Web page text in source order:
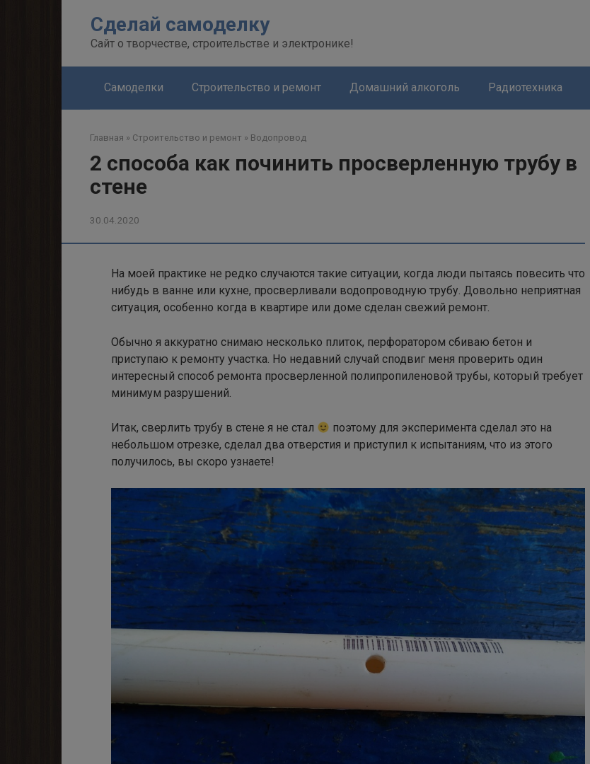
Сделай самоделку
Сайт о творчестве, строительстве и электронике!
Самоделки Строительство и ремонт Домашний алкоголь Радиотехника
Главная » Строительство и ремонт » Водопровод
2 способа как починить просверленную трубу в
стене
30.04.2020
На моей практике не редко случаются такие ситуации, когда люди пытаясь повесить что
нибудь в ванне или кухне, просверливали водопроводную трубу. Довольно неприятная
ситуация, особенно когда в квартире или доме сделан свежий ремонт.
Обычно я аккуратно снимаю несколько плиток, перфоратором сбиваю бетон и
приступаю к ремонту участка. Но недавний случай сподвиг меня проверить один
интересный способ ремонта просверленной полипропиленовой трубы, который требует
минимум разрушений.
Итак, сверлить трубу в стене я не стал
поэтому для эксперимента сделал это на
небольшом отрезке, сделал два отверстия и приступил к испытаниям, что из этого
получилось, вы скоро узнаете!